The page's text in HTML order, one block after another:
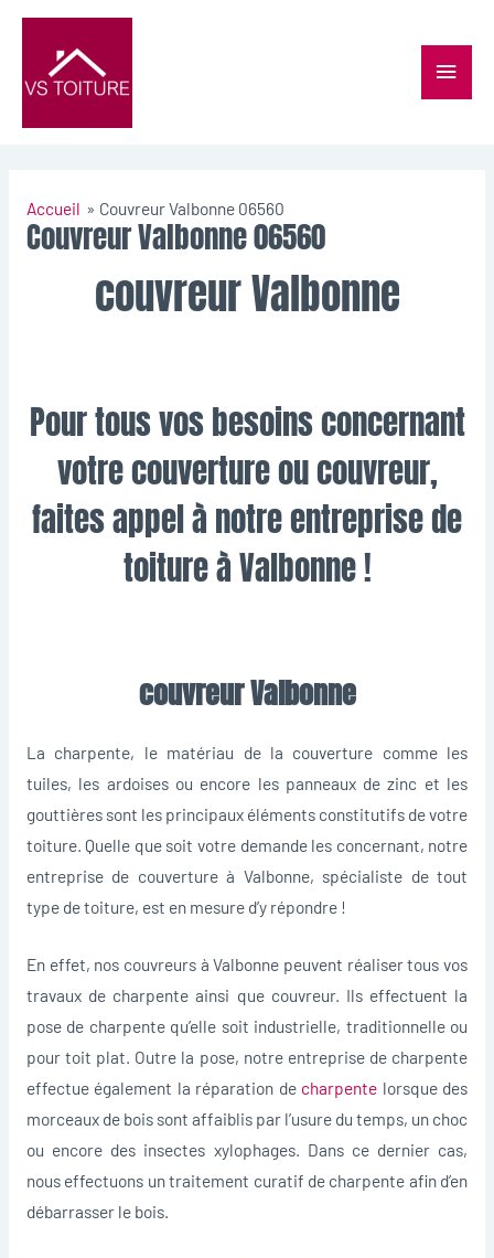
Accueil Couvreur Valbonne 06560
Couvreur Valbonne 06560
couvreur Valbonne
Pour tous vos besoins concernant
votre couverture ou couvreur,
faites appel à notre entreprise de
toiture à Valbonne !
couvreur Valbonne
La charpente, le matériau de la couverture comme les
tuiles, les ardoises ou encore les panneaux de zinc et les
gouttières sont les principaux éléments constitutifs de votre
toiture. Quelle que soit votre demande les concernant, notre
entreprise de couverture à Valbonne, spécialiste de tout
type de toiture, est en mesure d’y répondre !
En effet, nos couvreurs à Valbonne peuvent réaliser tous vos
travaux de charpente ainsi que couvreur. Ils effectuent la
pose de charpente qu’elle soit industrielle, traditionnelle ou
pour toit plat. Outre la pose, notre entreprise de charpente
effectue également la réparation de charpente lorsque des
morceaux de bois sont affaiblis par l’usure du temps, un choc
ou encore des insectes xylophages. Dans ce dernier cas,
nous effectuons un traitement curatif de charpente afin d’en
débarrasser le bois.